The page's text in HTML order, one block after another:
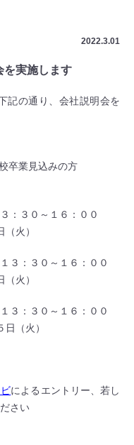
2022.3.01
を実施します
記の通り、会社説明会を
卒業見込みの方
：３０～１６：００
火）
３：３０～１６：００
火）
３：３０～１６：００
（火）
によるエントリー、若し
さい